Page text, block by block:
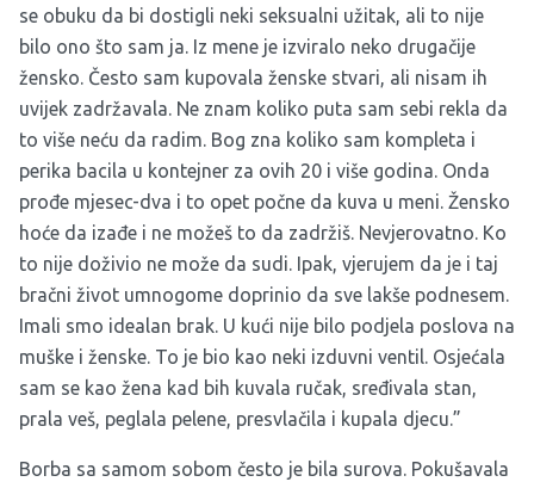
se obuku da bi dostigli neki seksualni užitak, ali to nije
bilo ono što sam ja. Iz mene je izviralo neko drugačije
žensko. Često sam kupovala ženske stvari, ali nisam ih
uvijek zadržavala. Ne znam koliko puta sam sebi rekla da
to više neću da radim. Bog zna koliko sam kompleta i
perika bacila u kontejner za ovih 20 i više godina. Onda
prođe mjesec-dva i to opet počne da kuva u meni. Žensko
hoće da izađe i ne možeš to da zadržiš. Nevjerovatno. Ko
to nije doživio ne može da sudi. Ipak, vjerujem da je i taj
bračni život umnogome doprinio da sve lakše podnesem.
Imali smo idealan brak. U kući nije bilo podjela poslova na
muške i ženske. To je bio kao neki izduvni ventil. Osjećala
sam se kao žena kad bih kuvala ručak, sređivala stan,
prala veš, peglala pelene, presvlačila i kupala djecu.”
Borba sa samom sobom često je bila surova. Pokušavala